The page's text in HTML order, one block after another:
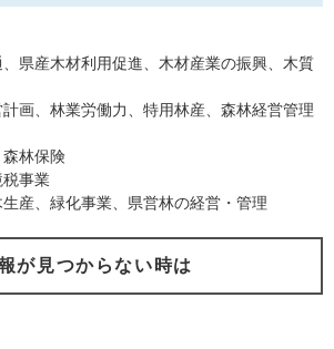
県産木材利用促進、木材産業の振興、木質
画、林業労働力、特用林産、森林経営管理
林保険
事業
産、緑化事業、県営林の経営・管理
が見つからない時は